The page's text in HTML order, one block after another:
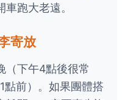
跑大老遠。
寄放
（下午4點後很常
點前）。如果團體搭